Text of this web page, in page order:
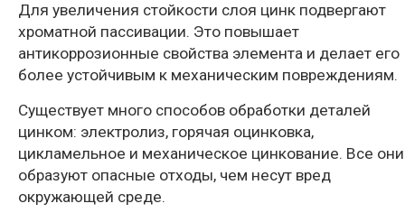
Для увеличения стойкости слоя цинк подвергают
хроматной пассивации. Это повышает
антикоррозионные свойства элемента и делает его
более устойчивым к механическим повреждениям.
Существует много способов обработки деталей
цинком: электролиз, горячая оцинковка,
цикламельное и механическое цинкование. Все они
образуют опасные отходы, чем несут вред
окружающей среде.